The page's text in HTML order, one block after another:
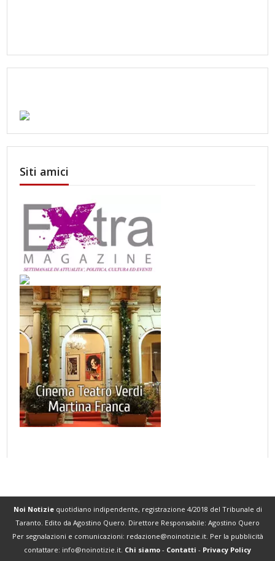
Siti amici
Noi Notiziequotidiano indipendente, registrazione 4/2018 del Tribunale di
Taranto. Edito da Agostino Quero. Direttore Responsabile: Agostino Quero
Per segnalazioni e comunicazioni: redazione@noinotizie.it. Per la pubblicità
contattare: info@noinotizie.it. Chi siamo - Contatti - Privacy Policy